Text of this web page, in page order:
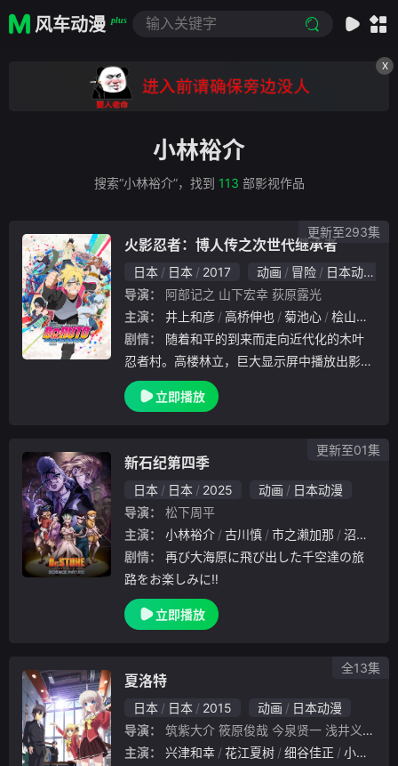
风车动漫 plus
X
小林裕介
搜索“小林裕介”，找到 113 部影视作品
火影忍者：博人传之次世代继承者
日本 日本 2017 动画 冒险
日本动漫
导演：
阿部记之 山下宏幸 荻原露光
主演：
井上和彦 高桥伸也 菊池心 桧山修之
剧情：
忍者村。高楼林立，巨大显示屏中播放出影像
，连结各区域的电车在村里奔驰。虽说是忍者
村，但一般民众也增多，忍者的生存方式也在
立即播放
更新至293集
新石纪第四季
日本 日本 2025 动画
日本动漫
导演：
松下周平
主演：
小林裕介 古川慎 市之濑加那
沼仓爱美
剧情：
路をお楽しみに‼
立即播放
更新至01集
夏洛特
日本 日本 2015 动画
日本动漫
导演：
筑紫大介 筱原俊哉 今泉贤一 浅井义之
主演：
兴津和幸 花江夏树 细谷佳正
小野大辅
全13集